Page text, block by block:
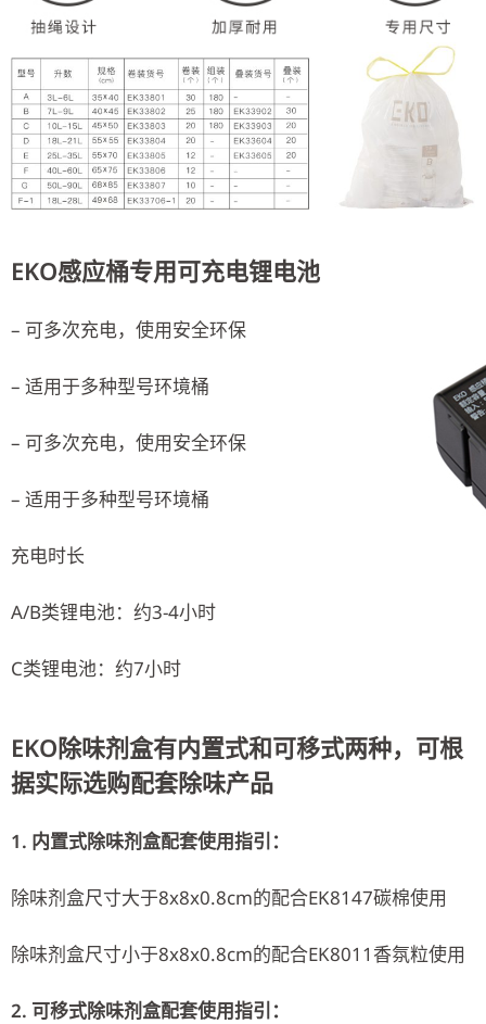
EKO感应桶专用可充电锂电池
– 可多次充电，使用安全环保
– 适用于多种型号环境桶
– 可多次充电，使用安全环保
– 适用于多种型号环境桶
充电时长
A/B类锂电池：约3-4小时
C类锂电池：约7小时
EKO除味剂盒有内置式和可移式两种，可根
据实际选购配套除味产品
1. 内置式除味剂盒配套使用指引：
除味剂盒尺寸大于8x8x0.8cm的配合EK8147碳棉使用
除味剂盒尺寸小于8x8x0.8cm的配合EK8011香氛粒使用
2. 可移式除味剂盒配套使用指引：